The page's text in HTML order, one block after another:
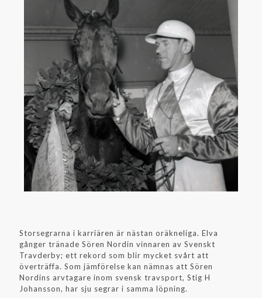
Storsegrarna i karriären är nästan oräkneliga. Elva
gånger tränade Sören Nordin vinnaren av Svenskt
Travderby; ett rekord som blir mycket svårt att
överträffa. Som jämförelse kan nämnas att Sören
Nordins arvtagare inom svensk travsport, Stig H
Johansson, har sju segrar i samma löpning.